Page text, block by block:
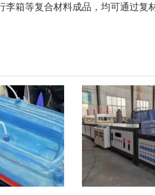
箱等复合材料成品，均可通过复